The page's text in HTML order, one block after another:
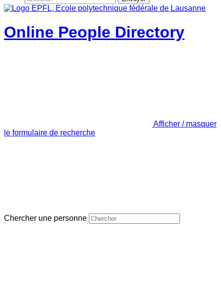
Online People Directory
Afficher / masquer
le formulaire de recherche
Chercher une personne